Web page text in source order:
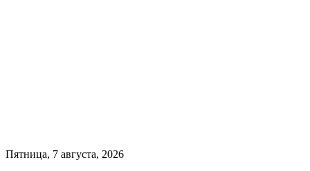
Пятница, 7 августа, 2026